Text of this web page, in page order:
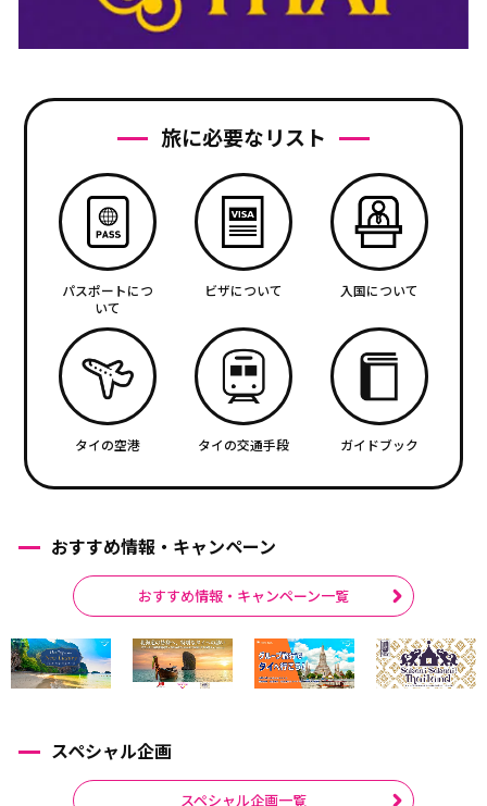
旅に必要なリスト
パスポートにつ
いて
ビザについて 入国について
タイの空港 タイの交通手段 ガイドブック
おすすめ情報・キャンペーン
おすすめ情報・キャンペーン一覧
スペシャル企画
スペシャル企画一覧